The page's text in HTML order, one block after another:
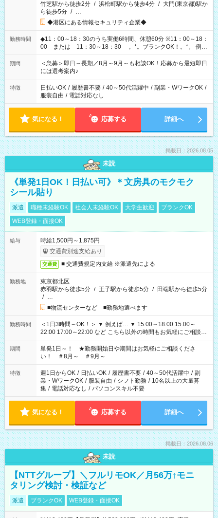
竹芝駅から徒歩2分 / 浜松町駅から徒歩4分 / 大門(東京都)駅か
ら徒歩5分 / …
◆港区にある情報セキュリティ企業◆
勤務時間
◆11：00～18：30のうち実働6時間、休憩60分 ※11：00～18：
00 または 11：30～18：30 。*。ブランクOK！。*。 例え
ば前職が、 在宅/財団法人/事務/コールセンター/受付/販売/カフェ
スタッフ スイーツ販売/ホテルフロント/化粧品販売/など 様々な
業界から入社して活躍されています♪
期間
＜急募＞即日～長期／8月～9月～も相談OK！応募から最短即日
には選考案内♪
特徴 日払いOK / 履歴書不要 / 40～50代活躍中 / 副業・WワークOK /
服装自由 / 電話対応なし
気になる！ 応募する 詳細へ
掲載日：2026.08.05
未読
《単発1日OK！日払い可》＊文房具のモクモク
シール貼り
派遣 職種未経験OK 社会人未経験OK 大学生歓迎
ブランクOK
WEB登録・面接OK
給与
時給1,500円～1,875円
交通費別途支給あり
交通費 ■ 交通費規定内支給 ※派遣先による
勤務地
東京都北区
赤羽駅から徒歩5分 / 王子駅から徒歩5分 / 田端駅から徒歩5分
/ …
■物流センターなど ■勤務地選べます
勤務時間
＜1日3時間～OK！＞ ▼ 例えば… ▼ 15:00～18:00 15:00～
22:00 17:00～22:00 など こちら以外の時間もお気軽にご相談く
ださい！
期間
単発1日～！ ★勤務開始日や期間はお気軽にご相談くださ
い！ ＃8月～ ＃9月～
特徴 週1日からOK / 日払いOK / 履歴書不要 / 40～50代活躍中 / 副
業・WワークOK / 服装自由 / シフト勤務 / 10名以上の大量募
集 / 電話対応なし / パソコンスキル不要
気になる！ 応募する 詳細へ
掲載日：2026.08.06
未読
【NTTグループ】＼フルリモOK／月56万↑モニ
タリング検討・検証など
派遣 ブランクOK WEB登録・面接OK